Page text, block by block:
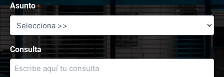
Asunto *
Consulta